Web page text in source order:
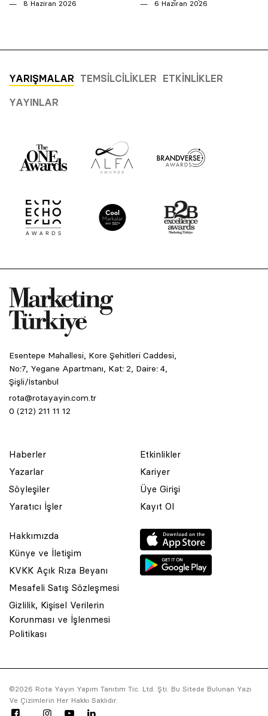
8 Haziran 2026
6 Haziran 2026
YARIŞMALAR TEMSILCILIKLER ETKINLIKLER
YAYINLAR
Esentepe Mahallesi, Kore Şehitleri Caddesi,
No:7, Yegane Apartmanı, Kat: 2, Daire: 4,
Şişli/İstanbul
rota@rotayayin.com.tr
0 (212) 211 11 12
Haberler
Yazarlar
Söyleşiler
Yaratıcı İşler
Etkinlikler
Kariyer
Üye Girişi
Kayıt Ol
Hakkımızda
Künye ve İletişim
KVKK Açık Rıza Beyanı
Mesafeli Satış Sözleşmesi
Gizlilik, Kişisel Verilerin
Korunması ve İşlenmesi
Politikası
©2026 Rota Yayın Yapım Tanıtım Tic. Ltd. Şti. Bu Sitede Bulunan Yazı
Ve Çizimlerin Her Hakkı Saklıdır.
© 2001 Rota Yayın Yapım Tanıtım Tic. Ltd. Şti. Bu Sitede Bulunan
Asquared WordPress Agencytarafından tasarlanmış ve